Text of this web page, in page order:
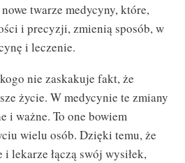
twarze medycyny, które,
i precyzji, zmienią sposób, w
i leczenie.
nie zaskakuje fakt, że
życie. W medycynie te zmiany
i ważne. To one bowiem
wielu osób. Dzięki temu, że
lekarze łączą swój wysiłek,